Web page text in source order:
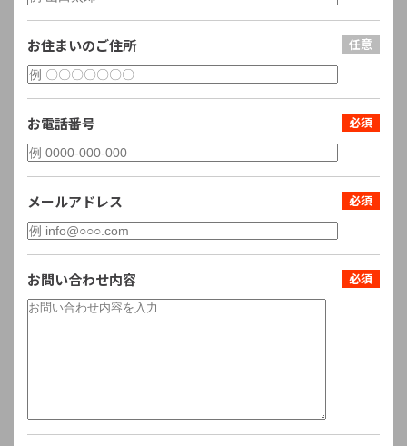
お住まいのご住所
お電話番号
メールアドレス
お問い合わせ内容